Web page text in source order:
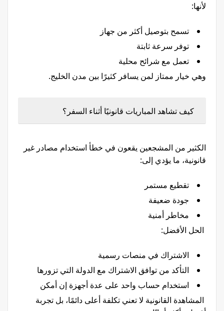
لأنها:
تسمح بتوصيل أكثر من جهاز
توفر سرعة ثابتة
تعمل مع شرائح محلية
وهي خيار ممتاز لمن يسافر كثيرًا بين مدن الخليج.
كيف تشاهد المباريات قانونيًا أثناء السفر؟
الكثير من المشجعين يقعون في خطأ استخدام مصادر غير
قانونية، ما يؤدي إلى:
تقطيع مستمر
جودة ضعيفة
مخاطر أمنية
الحل الأفضل:
الاشتراك في منصات رسمية
التأكد من توافق الاشتراك مع الدولة التي تزورها
استخدام حساب واحد على عدة أجهزة إن أمكن
المشاهدة القانونية لا تعني تكلفة أعلى دائمًا، بل تجربة